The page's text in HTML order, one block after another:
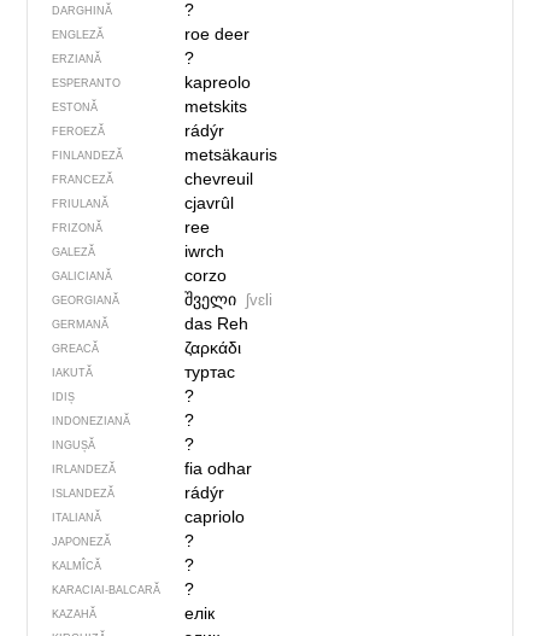
DARGHINĂ ?
ENGLEZĂ roe deer
ERZIANĂ ?
ESPERANTO kapreolo
ESTONĂ metskits
FEROEZĂ rádýr
FINLANDEZĂ metsäkauris
FRANCEZĂ chevreuil
FRIULANĂ cjavrûl
FRIZONĂ ree
GALEZĂ iwrch
GALICIANĂ corzo
GEORGIANĂ შველი ʃvɛli
GERMANĂ das Reh
GREACĂ ζαρκάδι
IAKUTĂ туртас
IDIȘ ?
INDONEZIANĂ ?
INGUȘĂ ?
IRLANDEZĂ fia odhar
ISLANDEZĂ rádýr
ITALIANĂ capriolo
JAPONEZĂ ?
KALMÎCĂ ?
KARACIAI-BALCARĂ ?
KAZAHĂ елік